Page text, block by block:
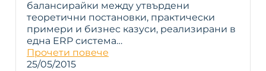
балансирайки между утвърдени
теоретични постановки, практически
примери и бизнес казуси, реализирани в
една ERP система…
Прочети повече
25/05/2015